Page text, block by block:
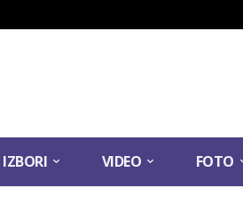
IZBORI VIDEO FOTO